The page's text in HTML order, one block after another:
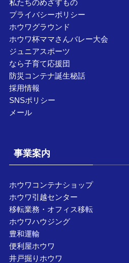
私たちのめざすもの
プライバシーポリシー
ホウワグラウンド
ホウワ杯ママさんバレー大会
ジュニアスポーツ
なら子育て応援団
防災コンテナ誕生秘話
採用情報
SNSポリシー
メール
事業案内
ホウワコンテナショップ
ホウワ引越センター
移転業務・オフィス移転
ホウワハウジング
豊和運輸
便利屋ホウワ
井戸掘りホウワ